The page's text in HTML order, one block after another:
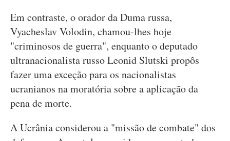
Em contraste, o orador da Duma russa,
Vyacheslav Volodin, chamou-lhes hoje
"criminosos de guerra", enquanto o deputado
ultranacionalista russo Leonid Slutski propôs
fazer uma exceção para os nacionalistas
ucranianos na moratória sobre a aplicação da
pena de morte.
A Ucrânia considerou a "missão de combate" dos